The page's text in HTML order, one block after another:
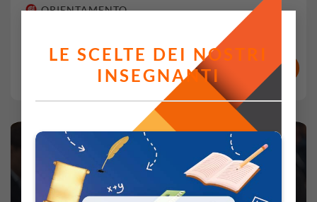
LE SCELTE DEI NOSTRI
INSEGNANTI
ORIENTAMENTO
RISORSE E ATTESTATI VAI AL VIDEO
COMMENTI
Change the World Academy
Educazione globale, AI e giovani protagonisti